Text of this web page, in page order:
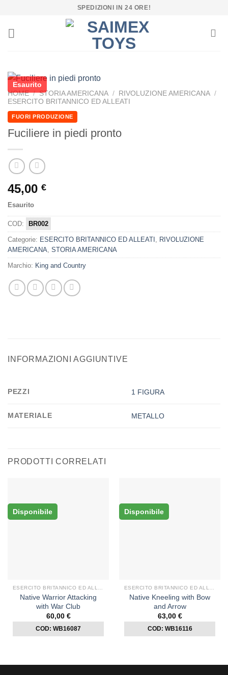
contenuti
SPEDIZIONI IN 24 ORE!
Esaurito
HOME / STORIA AMERICANA / RIVOLUZIONE AMERICANA /
ESERCITO BRITANNICO ED ALLEATI
FUORI PRODUZIONE
Fuciliere in piedi pronto
45,00 €
Esaurito
COD: BR002
Categorie: ESERCITO BRITANNICO ED ALLEATI
RIVOLUZIONE
AMERICANA STORIA AMERICANA
Marchio: King and Country
INFORMAZIONI AGGIUNTIVE
PEZZI 1 FIGURA
MATERIALE METALLO
PRODOTTI CORRELATI
Disponibile
ESERCITO BRITANNICO ED ALLEATI
Native Warrior Attacking
with War Club
60,00 €
COD: WB16087
Disponibile
ESERCITO BRITANNICO ED ALLEATI
Native Kneeling with Bow
and Arrow
63,00 €
COD: WB16116